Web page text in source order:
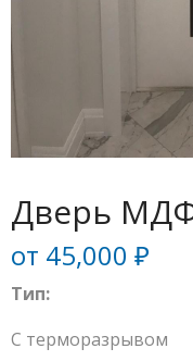
Дверь
от 45,000 ₽
Тип:
С терморазрывом